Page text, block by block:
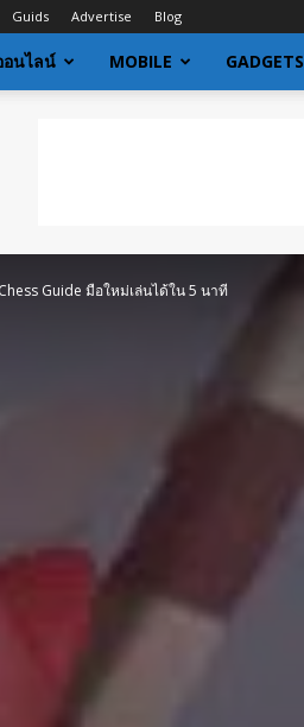
Guids Advertise Blog
อนไลน์ MOBILE GADGETS
Guide มือใหม่เล่นได้ใน 5 นาที